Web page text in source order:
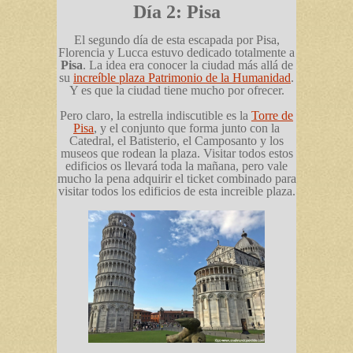
Día 2: Pisa
El segundo día de esta escapada por Pisa,
Florencia y Lucca estuvo dedicado totalmente a
Pisa. La idea era conocer la ciudad más allá de
su increíble plaza Patrimonio de la Humanidad.
Y es que la ciudad tiene mucho por ofrecer.
Pero claro, la estrella indiscutible es la Torre de
Pisa, y el conjunto que forma junto con la
Catedral, el Batisterio, el Camposanto y los
museos que rodean la plaza. Visitar todos estos
edificios os llevará toda la mañana, pero vale
mucho la pena adquirir el ticket combinado para
visitar todos los edificios de esta increible plaza.